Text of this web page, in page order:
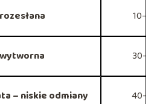
– niskie odmiany